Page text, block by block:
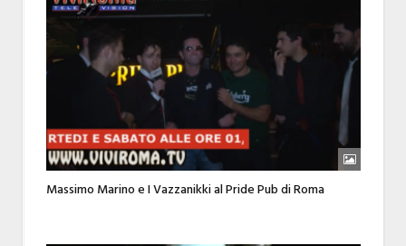
Massimo Marino e I Vazzanikki al Pride Pub di Roma